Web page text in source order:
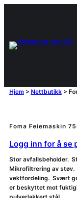
Hjem > Nettbutikk>
Foma Feiemaskin
Logg inn for å se
Stor avfallsbeholder.
Mikrofiltrering av støv.
vektfordeling. Svært
er beskyttet mot